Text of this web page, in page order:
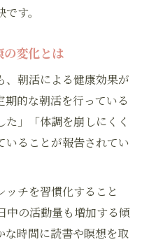
す。
の変化とは
、朝活による健康効果が
的な朝活を行っている
」「体調を崩しにくく
いることが報告されてい
チを習慣化すること
中の活動量も増加する傾
な時間に読書や瞑想を取